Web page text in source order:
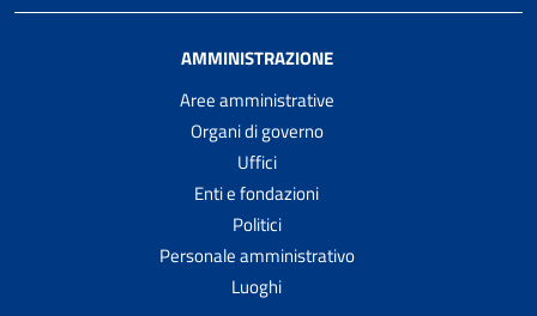
AMMINISTRAZIONE
Aree amministrative
Organi di governo
Uffici
Enti e fondazioni
Politici
Personale amministrativo
Luoghi